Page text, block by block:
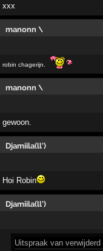
xxx
manonn \
robin chagerijn.
manonn \
gewoon.
Djamiila(ll')
Hoi Robin
Djamiila(ll')
Uitspraak van